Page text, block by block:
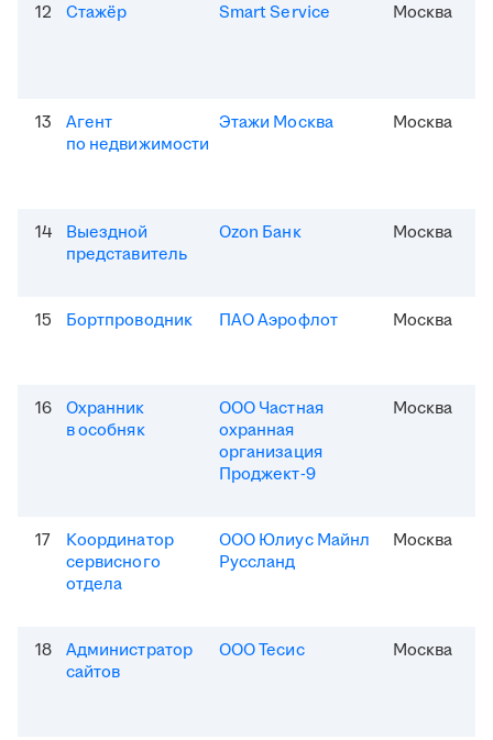
12 Стажёр Smart Service Москва
13
Агент
по недвижимости
Этажи Москва Москва
14
Выездной
представитель
Ozon Банк Москва
15 Бортпроводник ПАО Аэрофлот Москва
16
Охранник
в особняк
ООО Частная
охранная
организация
Проджект-9
Москва
17
Координатор
сервисного
отдела
ООО Юлиус Майнл
Руссланд
Москва
18
Администратор
сайтов
ООО Тесис Москва